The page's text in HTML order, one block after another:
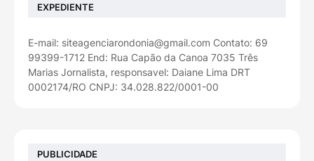
EXPEDIENTE
E-mail: siteagenciarondonia@gmail.com Contato: 69
99399-1712 End: Rua Capão da Canoa 7035 Três
Marias Jornalista, responsavel: Daiane Lima DRT
0002174/RO CNPJ: 34.028.822/0001-00
PUBLICIDADE